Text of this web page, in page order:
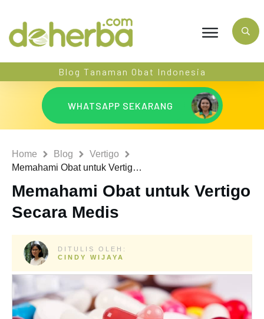
Blog Tanaman Obat Indonesia
WHATSAPP SEKARANG
Home Blog
Vertigo
Memahami Obat untuk Vertigo Secara Medis
Memahami Obat untuk Vertigo
Secara Medis
DITULIS OLEH:
CINDY WIJAYA